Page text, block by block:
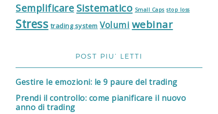
Semplificare Sistematico Small Caps stop loss
Stress trading system Volumi webinar
POST PIU’ LETTI
Gestire le emozioni: le 9 paure del trading
Prendi il controllo: come pianificare il nuovo
anno di trading